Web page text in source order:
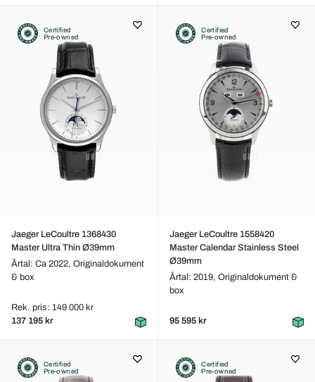
Certified
Pre-owned
Jaeger LeCoultre 1368430
Master Ultra Thin Ø39mm
Årtal: Ca 2022, Originaldokument
& box
Rek. pris: 149 000 kr
137 195 kr
Certified
Pre-owned
Jaeger LeCoultre 1558420
Master Calendar Stainless Steel
Ø39mm
Årtal: 2019, Originaldokument &
box
95 595 kr
Certified
Pre-owned
Certified
Pre-owned